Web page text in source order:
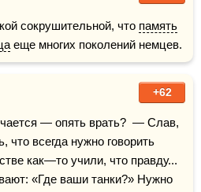
сокрушительной, что память
+62
что всегда нужно говорить
как—то учили, что правду...
«Где ваши танки?» Нужно